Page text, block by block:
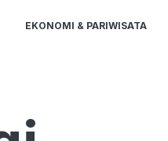
EKONOMI & PARIWISATA